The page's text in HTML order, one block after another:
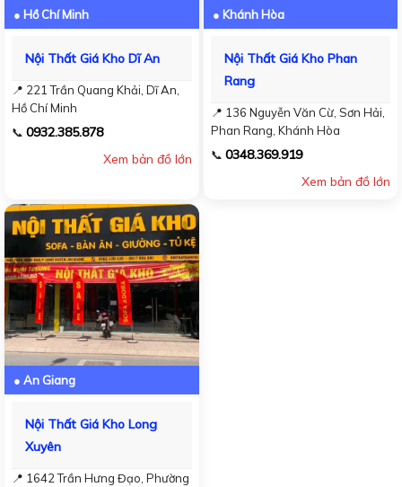
● Hồ Chí Minh
Nội Thất Giá Kho Dĩ An
📍 221 Trần Quang Khải, Dĩ An,
Hồ Chí Minh
📞 0932.385.878
Xem bản đồ lớn
● Khánh Hòa
Nội Thất Giá Kho Phan
Rang
📍 136 Nguyễn Văn Cừ, Sơn Hải,
Phan Rang, Khánh Hòa
📞 0348.369.919
Xem bản đồ lớn
● An Giang
Nội Thất Giá Kho Long
Xuyên
📍 1642 Trần Hưng Đạo, Phường